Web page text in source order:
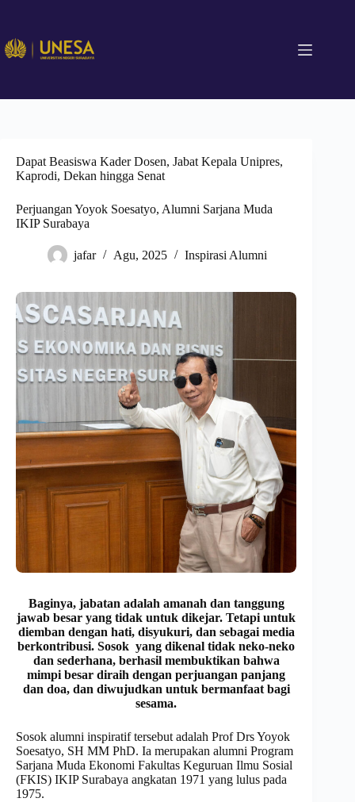
Dapat Beasiswa Kader Dosen, Jabat Kepala Unipres,
Kaprodi, Dekan hingga Senat
Perjuangan Yoyok Soesatyo, Alumni Sarjana Muda
IKIP Surabaya
jafar Agu, 2025 Inspirasi Alumni
Baginya, jabatan adalah amanah dan tanggung
jawab besar yang tidak untuk dikejar. Tetapi untuk
diemban dengan hati, disyukuri, dan sebagai media
berkontribusi. Sosok yang dikenal tidak neko-neko
dan sederhana, berhasil membuktikan bahwa
mimpi besar diraih dengan perjuangan panjang
dan doa, dan diwujudkan untuk bermanfaat bagi
sesama.
Sosok alumni inspiratif tersebut adalah Prof Drs Yoyok
Soesatyo, SH MM PhD. Ia merupakan alumni Program
Sarjana Muda Ekonomi Fakultas Keguruan Ilmu Sosial
(FKIS) IKIP Surabaya angkatan 1971 yang lulus pada
1975.